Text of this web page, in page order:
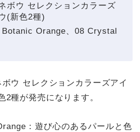
ボウ セレクションカラーズ
(新色2種)
Botanic Orange、08 Crystal
ウ セレクションカラーズアイ
2種が発売になります。
：遊び心のあるパールと色